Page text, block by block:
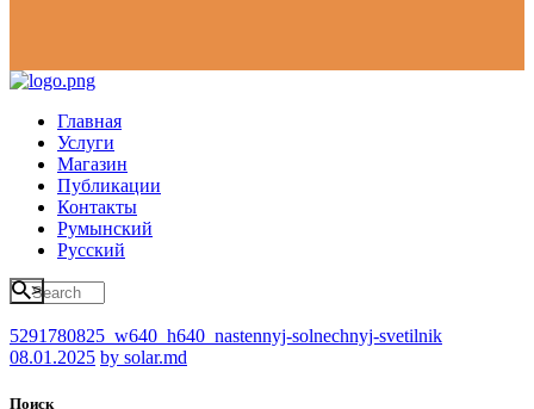
Главная
Услуги
Магазин
Публикации
Контакты
Румынский
Русский
>
5291780825_w640_h640_nastennyj-solnechnyj-svetilnik
08.01.2025 by solar.md
Поиск